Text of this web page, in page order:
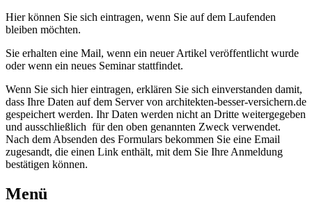
Hier können Sie sich eintragen, wenn Sie auf dem Laufenden
bleiben möchten.
Sie erhalten eine Mail, wenn ein neuer Artikel veröffentlicht wurde
oder wenn ein neues Seminar stattfindet.
Wenn Sie sich hier eintragen, erklären Sie sich einverstanden damit,
dass Ihre Daten auf dem Server von architekten-besser-versichern.de
gespeichert werden. Ihr Daten werden nicht an Dritte weitergegeben
und ausschließlich für den oben genannten Zweck verwendet.
Nach dem Absenden des Formulars bekommen Sie eine Email
zugesandt, die einen Link enthält, mit dem Sie Ihre Anmeldung
bestätigen können.
Menü